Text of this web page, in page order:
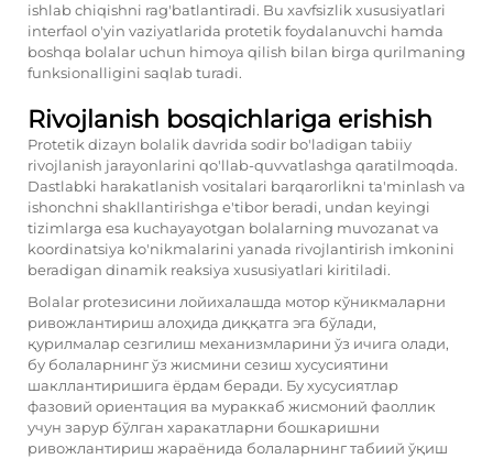
ishlab chiqishni rag'batlantiradi. Bu xavfsizlik xususiyatlari
interfaol o'yin vaziyatlarida protetik foydalanuvchi hamda
boshqa bolalar uchun himoya qilish bilan birga qurilmaning
funksionalligini saqlab turadi.
Rivojlanish bosqichlariga erishish
Protetik dizayn bolalik davrida sodir bo'ladigan tabiiy
rivojlanish jarayonlarini qo'llab-quvvatlashga qaratilmoqda.
Dastlabki harakatlanish vositalari barqarorlikni ta'minlash va
ishonchni shakllantirishga e'tibor beradi, undan keyingi
tizimlarga esa kuchayayotgan bolalarning muvozanat va
koordinatsiya ko'nikmalarini yanada rivojlantirish imkonini
beradigan dinamik reaksiya xususiyatlari kiritiladi.
Bolalar protезисини лойихалашда мотор кўникмаларни
ривожлантириш алоҳида диққатга эга бўлади,
қурилмалар сезгилиш механизмларини ўз ичига олади,
бу болаларнинг ўз жисмини сезиш хусусиятини
шакллантиришига ёрдам беради. Бу хусусиятлар
фазовий ориентация ва мураккаб жисмоний фаоллик
учун зарур бўлган харакатларни бошкаришни
ривожлантириш жараёнида болаларнинг табиий ўқиш